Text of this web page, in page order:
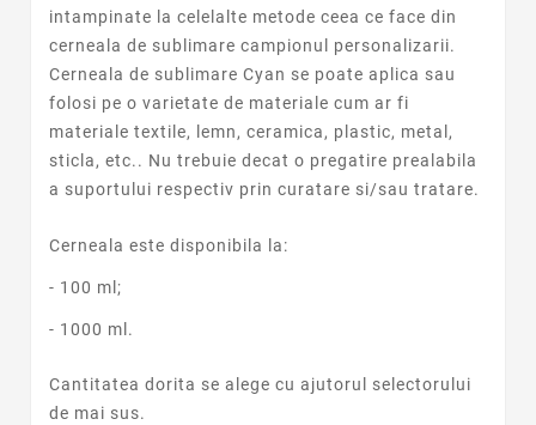
intampinate la celelalte metode ceea ce face din
cerneala de sublimare campionul personalizarii.
Cerneala de sublimare Cyan se poate aplica sau
folosi pe o varietate de materiale cum ar fi
materiale textile, lemn, ceramica, plastic, metal,
sticla, etc.. Nu trebuie decat o pregatire prealabila
a suportului respectiv prin curatare si/sau tratare.
Cerneala este disponibila la:
- 100 ml;
- 1000 ml.
Cantitatea dorita se alege cu ajutorul selectorului
de mai sus.